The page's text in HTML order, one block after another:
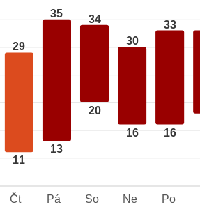
29
11
35
13
34
20
30
16
33
16
Čt Pá So Ne Po